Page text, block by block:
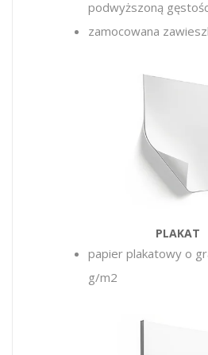
podwyższoną
zamocowana
PLAKAT
papier plakatowy o
g/m2